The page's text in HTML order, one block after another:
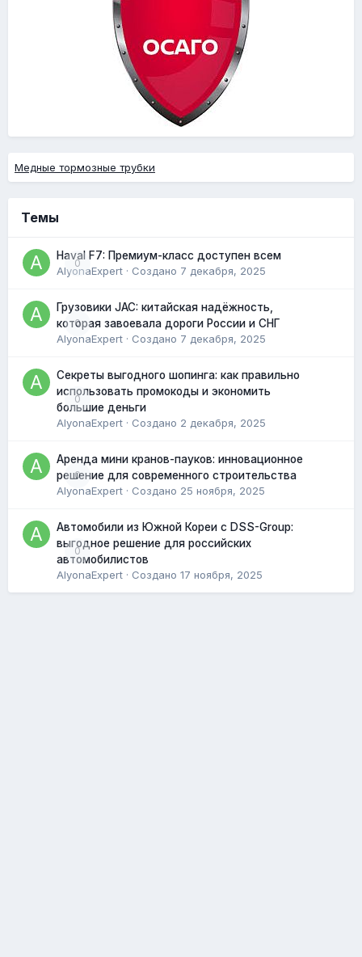
Медные тормозные трубки
Темы
0
Haval F7: Премиум-класс доступен всем
AlyonaExpert · Создано 7 декабря, 2025
0
Грузовики JAC: китайская надёжность,
которая завоевала дороги России и СНГ
AlyonaExpert · Создано 7 декабря, 2025
0
Секреты выгодного шопинга: как правильно
использовать промокоды и экономить
большие деньги
AlyonaExpert · Создано 2 декабря, 2025
0
Аренда мини кранов-пауков: инновационное
решение для современного строительства
AlyonaExpert · Создано 25 ноября, 2025
0
Автомобили из Южной Кореи с DSS-Group:
выгодное решение для российских
автомобилистов
AlyonaExpert · Создано 17 ноября, 2025